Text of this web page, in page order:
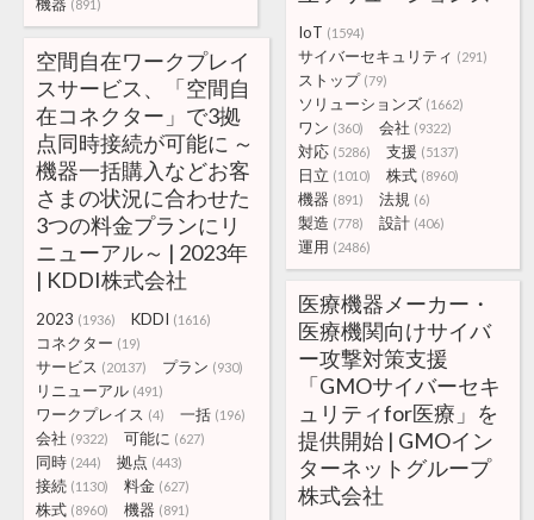
(891)
IoT (1594)
サイバーセキュリティ (291)
ストップ (79)
ソリューションズ (1662)
ワン (360) 会社 (9322)
対応 (5286) 支援 (5137)
日立 (1010) 株式 (8960)
機器 (891) 法規 (6)
製造 (778) 設計 (406)
運用 (2486)
空間自在ワークプレイ
スサービス、「空間自
在コネクター」で3拠
点同時接続が可能に ～
機器一括購入などお客
さまの状況に合わせた
3つの料金プランにリ
ニューアル～ | 2023年
| KDDI株式会社
2023 (1936) KDDI (1616)
コネクター (19)
サービス (20137) プラン (930)
リニューアル (491)
ワークプレイス (4) 一括 (196)
会社 (9322) 可能に (627)
同時 (244) 拠点 (443)
接続 (1130) 料金 (627)
株式 (8960) 機器 (891)
医療機器メーカー・
医療機関向けサイバ
ー攻撃対策支援
「GMOサイバーセキ
ュリティfor医療」を
提供開始 | GMOイン
ターネットグループ
株式会社